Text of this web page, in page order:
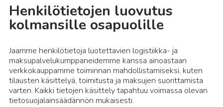
Henkilötietojen luovutus
kolmansille osapuolille
Jaamme henkilötietoja luotettavien logistiikka- ja
maksupalvelukumppaneidemme kanssa ainoastaan
verkkokauppamme toiminnan mahdollistamiseksi, kuten
tilausten käsittelyä, toimitusta ja maksujen suorittamista
varten. Kaikki tietojen käsittely tapahtuu voimassa olevan
tietosuojalainsäädännön mukaisesti.